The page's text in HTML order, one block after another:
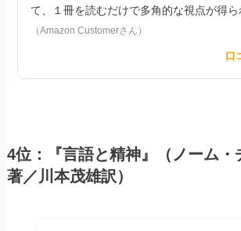
て、１冊を読むだけで多角的な視点が得ら
（Amazon Customerさん）
口
4位：『言語と精神』（ノーム・
著／川本茂雄訳）